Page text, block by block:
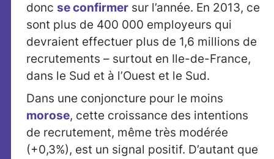
donc se confirmer sur l’année. En 2013, ce
sont plus de 400 000 employeurs qui
devraient effectuer plus de 1,6 millions de
recrutements – surtout en Ile-de-France,
dans le Sud et à l’Ouest et le Sud.
Dans une conjoncture pour le moins
morose, cette croissance des intentions
de recrutement, même très modérée
(+0,3%), est un signal positif. D’autant que